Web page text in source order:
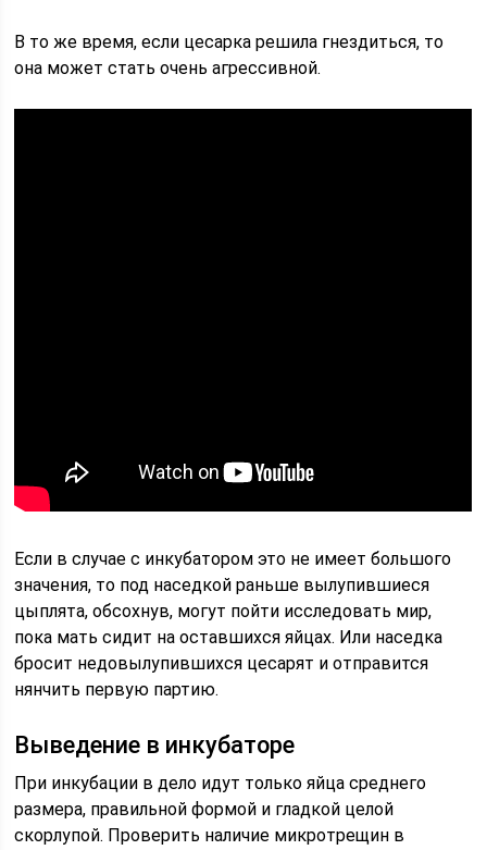
В то же время, если цесарка решила гнездиться, то
она может стать очень агрессивной.
Если в случае с инкубатором это не имеет большого
значения, то под наседкой раньше вылупившиеся
цыплята, обсохнув, могут пойти исследовать мир,
пока мать сидит на оставшихся яйцах. Или наседка
бросит недовылупившихся цесарят и отправится
нянчить первую партию.
Выведение в инкубаторе
При инкубации в дело идут только яйца среднего
размера, правильной формой и гладкой целой
скорлупой. Проверить наличие микротрещин в